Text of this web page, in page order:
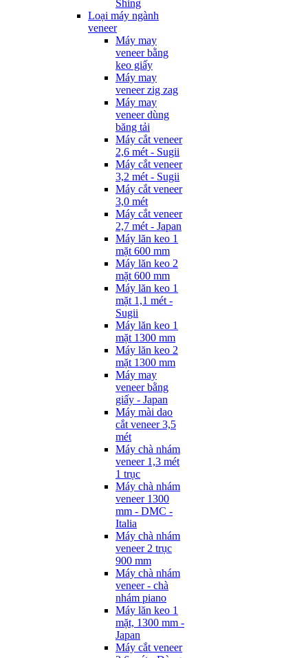
Shing
Loại máy ngành
veneer
Máy may
veneer bằng
keo giấy
Máy may
veneer zig zag
Máy may
veneer dùng
băng tải
Máy cắt veneer
2,6 mét - Sugii
Máy cắt veneer
3,2 mét - Sugii
Máy cắt veneer
3,0 mét
Máy cắt veneer
2,7 mét - Japan
Máy lăn keo 1
mặt 600 mm
Máy lăn keo 2
mặt 600 mm
Máy lăn keo 1
mặt 1,1 mét -
Sugii
Máy lăn keo 1
mặt 1300 mm
Máy lăn keo 2
mặt 1300 mm
Máy may
veneer bằng
giấy - Japan
Máy mài dao
cắt veneer 3,5
mét
Máy chà nhám
veneer 1,3 mét
1 trục
Máy chà nhám
veneer 1300
mm - DMC -
Italia
Máy chà nhám
veneer 2 trục
900 mm
Máy chà nhám
veneer - chà
nhám piano
Máy lăn keo 1
mặt, 1300 mm -
Japan
Máy cắt veneer